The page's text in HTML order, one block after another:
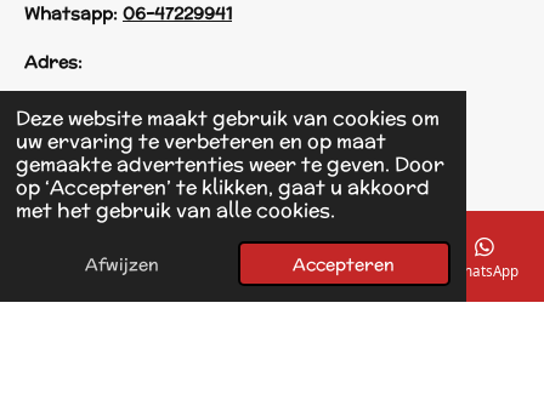
Deze website maakt gebruik van cookies om
uw ervaring te verbeteren en op maat
gemaakte advertenties weer te geven. Door
op ‘Accepteren’ te klikken, gaat u akkoord
met het gebruik van alle cookies.
Afwijzen Accepteren
Whatsapp: 06-47229941
Adres:
Einsteinstraat 125
1433 KH Kudelstaart
F
a
o
© 2017 - 2026 Linda's Dierplaza
E-mailadres Telefoonnummer Kaart Facebook WhatsApp